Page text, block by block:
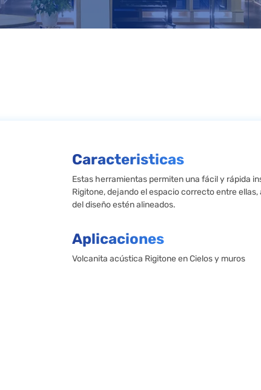
Caracteristicas
Estas herramientas permiten una fácil y rápida
Rigitone, dejando el espacio correcto entre
del diseño estén alineados.
Aplicaciones
Volcanita acústica Rigitone en Cielos y muros